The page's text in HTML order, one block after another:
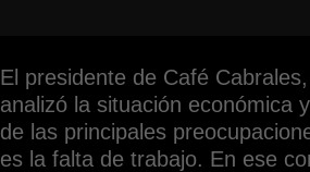
El presidente de Café
analizó la situación económica
de las principales
es la falta de trabajo. En ese